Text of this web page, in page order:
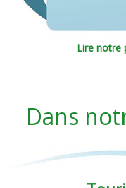
Lire notre
Dans